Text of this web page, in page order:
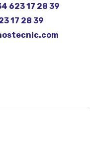
623 17 28 39
17 28 39